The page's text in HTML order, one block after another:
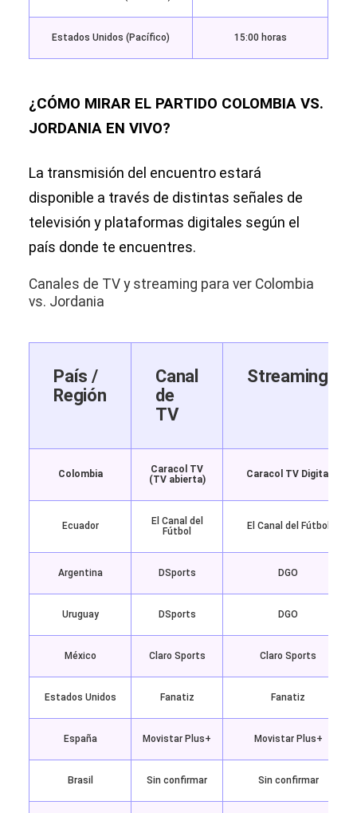
Estados Unidos (Pacífico) 15:00 horas
¿CÓMO MIRAR EL PARTIDO COLOMBIA VS.
JORDANIA EN VIVO?
La transmisión del encuentro estará
disponible a través de distintas señales de
televisión y plataformas digitales según el
país donde te encuentres.
Canales de TV y streaming para ver Colombia
vs. Jordania
País /
Región
Canal
de
TV
Streaming
Colombia
Caracol TV
(TV abierta)
Caracol TV Digital
Ecuador
El Canal del
Fútbol
El Canal del Fútbol
Argentina DSports DGO
Uruguay DSports DGO
México Claro Sports Claro Sports
Estados Unidos Fanatiz Fanatiz
España Movistar Plus+ Movistar Plus+
Brasil Sin confirmar Sin confirmar